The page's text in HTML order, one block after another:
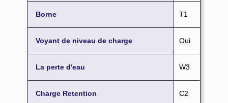
Borne T1
Voyant de niveau de charge Oui
La perte d'eau W3
Charge Retention C2